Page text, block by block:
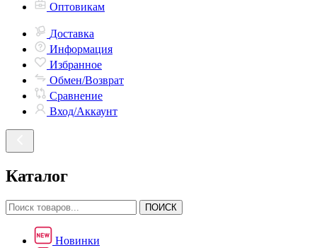
Оптовикам
Доставка
Информация
Избранное
Обмен/Возврат
Сравнение
Вход/Аккаунт
Каталог
ПОИСК
Новинки